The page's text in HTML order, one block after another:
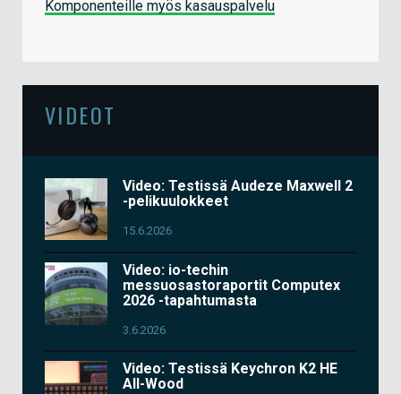
Komponenteille myös kasauspalvelu
VIDEOT
Video: Testissä Audeze Maxwell 2
-pelikuulokkeet
15.6.2026
Video: io-techin
messuosastoraportit Computex
2026 -tapahtumasta
3.6.2026
Video: Testissä Keychron K2 HE
All-Wood